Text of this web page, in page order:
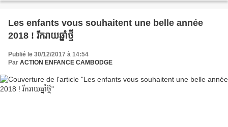
Les enfants vous souhaitent une belle année
2018 ! រីករាយឆ្នាំថ្មី
Publié le 30/12/2017 à 14:54
Par ACTION ENFANCE CAMBODGE